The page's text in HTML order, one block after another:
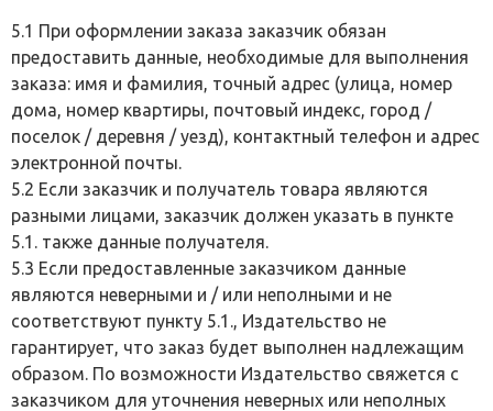
5.1 При оформлении заказа заказчик обязан
предоставить данные, необходимые для выполнения
заказа: имя и фамилия, точный адрес (улица, номер
дома, номер квартиры, почтовый индекс, город /
поселок / деревня / уезд), контактный телефон и адрес
электронной почты.
5.2 Если заказчик и получатель товара являются
разными лицами, заказчик должен указать в пункте
5.1. также данные получателя.
5.3 Если предоставленные заказчиком данные
являются неверными и / или неполными и не
соответствуют пункту 5.1., Издательство не
гарантирует, что заказ будет выполнен надлежащим
образом. По возможности Издательство свяжется с
заказчиком для уточнения неверных или неполных